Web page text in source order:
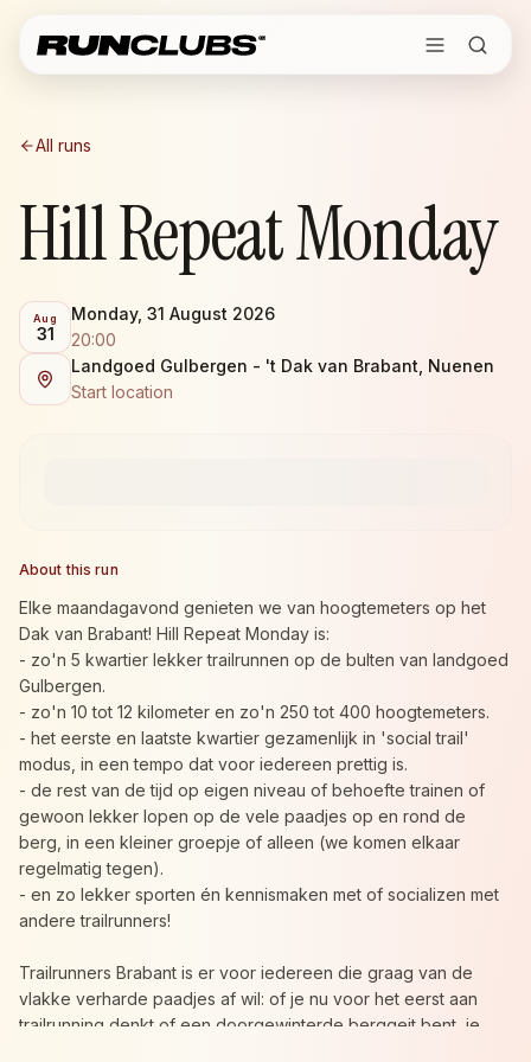
All runs
Hill Repeat Monday
Aug
31
Monday, 31 August 2026
20:00
Landgoed Gulbergen - 't Dak van Brabant, Nuenen
Start location
About this run
Elke maandagavond genieten we van hoogtemeters op het
Dak van Brabant! Hill Repeat Monday is:
- zo'n 5 kwartier lekker trailrunnen op de bulten van landgoed
Gulbergen.
- zo'n 10 tot 12 kilometer en zo'n 250 tot 400 hoogtemeters.
- het eerste en laatste kwartier gezamenlijk in 'social trail'
modus, in een tempo dat voor iedereen prettig is.
- de rest van de tijd op eigen niveau of behoefte trainen of
gewoon lekker lopen op de vele paadjes op en rond de
berg, in een kleiner groepje of alleen (we komen elkaar
regelmatig tegen).
- en zo lekker sporten én kennismaken met of socializen met
andere trailrunners!
Trailrunners Brabant is er voor iedereen die graag van de
vlakke verharde paadjes af wil: of je nu voor het eerst aan
trailrunning denkt of een doorgewinterde berggeit bent, je